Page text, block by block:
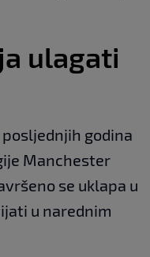
ulagati
godina
Manchester
se uklapa u
u narednim